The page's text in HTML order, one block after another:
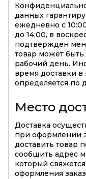
данных
ежедневно с
до 14:00, в
подтвержден
товар может
рабочий день.
время доставки в
определяется по
Место
Доставка
при оформлении
доставить товар
сообщить адрес
который
оформления